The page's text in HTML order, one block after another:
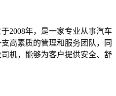
2008年，是一家专业从事汽车
高素质的管理和服务团队，同
机，能够为客户提供安全、舒